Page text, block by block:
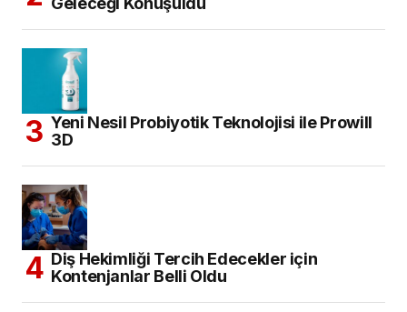
Yeni Nesil Probiyotik Teknolojisi ile Prowill
3D
Diş Hekimliği Tercih Edecekler için
Kontenjanlar Belli Oldu